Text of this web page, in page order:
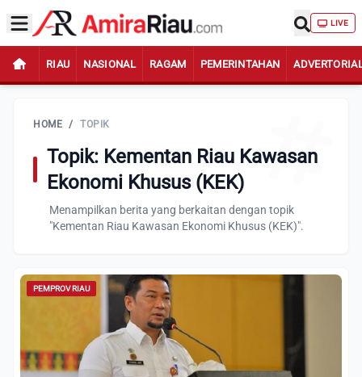
LIVE
RIAU NASIONAL RAGAM PEMERINTAHAN
HOME / TOPIK
Topik: Kementan Riau Kawasan
Ekonomi Khusus (KEK)
Menampilkan berita yang berkaitan dengan topik
"Kementan Riau Kawasan Ekonomi Khusus (KEK)".
PEMPROV RIAU